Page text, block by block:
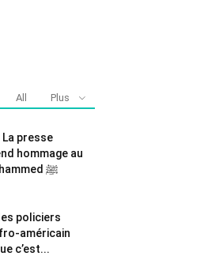
All Plus
presse
hommage au
Prophète Mohammed ﷺ
policiers
américain
c’est...